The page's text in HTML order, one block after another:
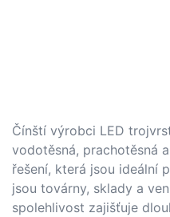
Čínští výrobci LED
vodotěsná, prachotěsná
řešení, která jsou ideální
jsou továrny, sklady a
spolehlivost zajišťuje